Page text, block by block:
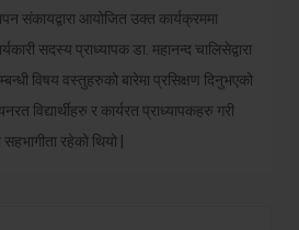
संकायद्वारा आयोजित उक्त कार्यक्रममा
सदस्य प्राध्यापक डा. महानन्द चालिसेद्वारा
विषय वस्तुहरुको बारेमा प्रसिक्षण दिनुभएको
विद्यार्थीहरु र कार्यरत प्राध्यापकहरु गरी
रहेको थियो |